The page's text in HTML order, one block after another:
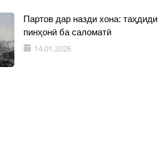
Партов дар назди хона: таҳдиди
пинҳонӣ ба саломатӣ
14.01.2026